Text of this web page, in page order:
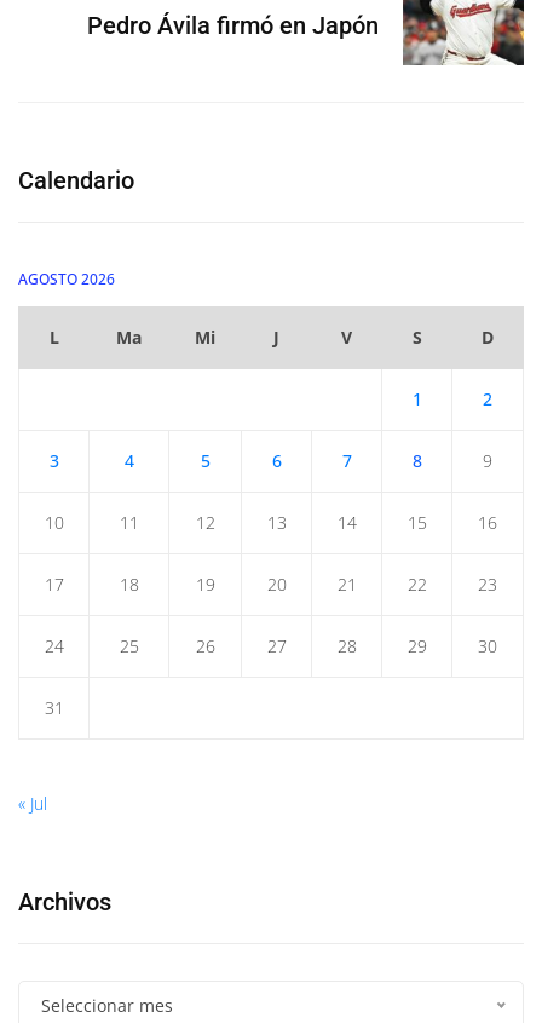
Pedro Ávila firmó en Japón
Calendario
AGOSTO 2026
L Ma Mi J V S D
1 2
3 4 5 6 7 8 9
10 11 12 13 14 15 16
17 18 19 20 21 22 23
24 25 26 27 28 29 30
31
« Jul
Archivos
Seleccionar mes